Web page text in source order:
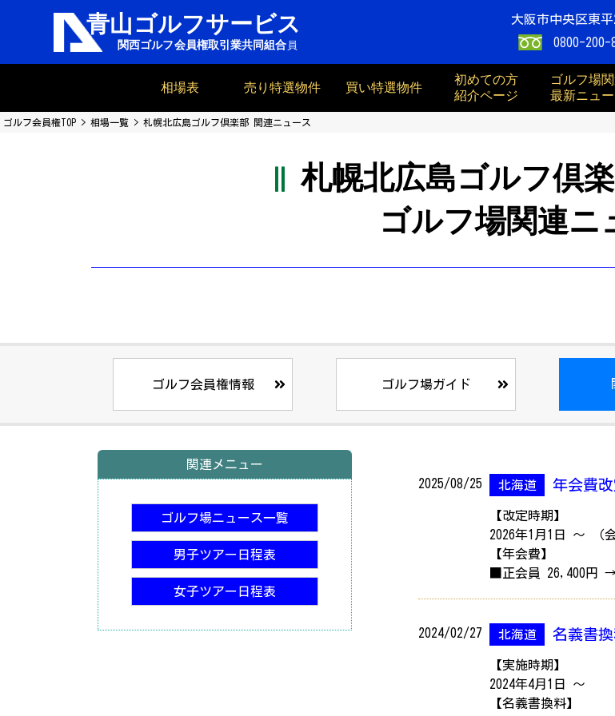
大阪市中央区東
0800-200-
相場表 売り特選物件 買い特選物件
初めての方
紹介ページ
ゴルフ場
最新ニュ
ゴルフ会員権TOP 相場一覧 札幌北広島ゴルフ倶楽部 関連ニュース
札幌北広島ゴルフ倶楽
ゴルフ場関連ニ
ゴルフ会員権情報 ゴルフ場ガイド
関連メニュー
ゴルフ場ニュース一覧
男子ツアー日程表
女子ツアー日程表
2025/08/25 北海道 年会費
【改定時期】
2026年1月1日 ～ （
【年会費】
■正会員 26,400円
2024/02/27 北海道 名義書
【実施時期】
2024年4月1日 ～
【名義書換料】